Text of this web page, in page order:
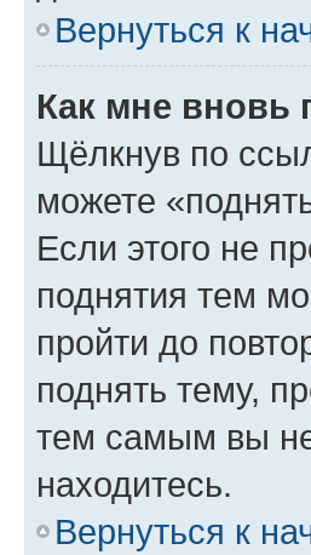
Вернуться к
Как мне вновь
Щёлкнув по
можете
Если этого не
поднятия тем
пройти до
поднять тему,
тем самым вы
находитесь.
Вернуться к